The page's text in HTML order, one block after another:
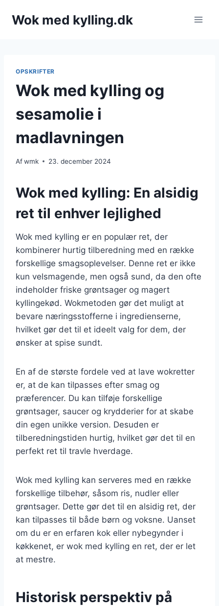
Wok med kylling.dk
OPSKRIFTER
Wok med kylling og
sesamolie i
madlavningen
Afwmk 23. december 2024
Wok med kylling: En alsidig
ret til enhver lejlighed
Wok med kylling er en populær ret, der
kombinerer hurtig tilberedning med en række
forskellige smagsoplevelser. Denne ret er ikke
kun velsmagende, men også sund, da den ofte
indeholder friske grøntsager og magert
kyllingekød. Wokmetoden gør det muligt at
bevare næringsstofferne i ingredienserne,
hvilket gør det til et ideelt valg for dem, der
ønsker at spise sundt.
En af de største fordele ved at lave wokretter
er, at de kan tilpasses efter smag og
præferencer. Du kan tilføje forskellige
grøntsager, saucer og krydderier for at skabe
din egen unikke version. Desuden er
tilberedningstiden hurtig, hvilket gør det til en
perfekt ret til travle hverdage.
Wok med kylling kan serveres med en række
forskellige tilbehør, såsom ris, nudler eller
grøntsager. Dette gør det til en alsidig ret, der
kan tilpasses til både børn og voksne. Uanset
om du er en erfaren kok eller nybegynder i
køkkenet, er wok med kylling en ret, der er let
at mestre.
Historisk perspektiv på